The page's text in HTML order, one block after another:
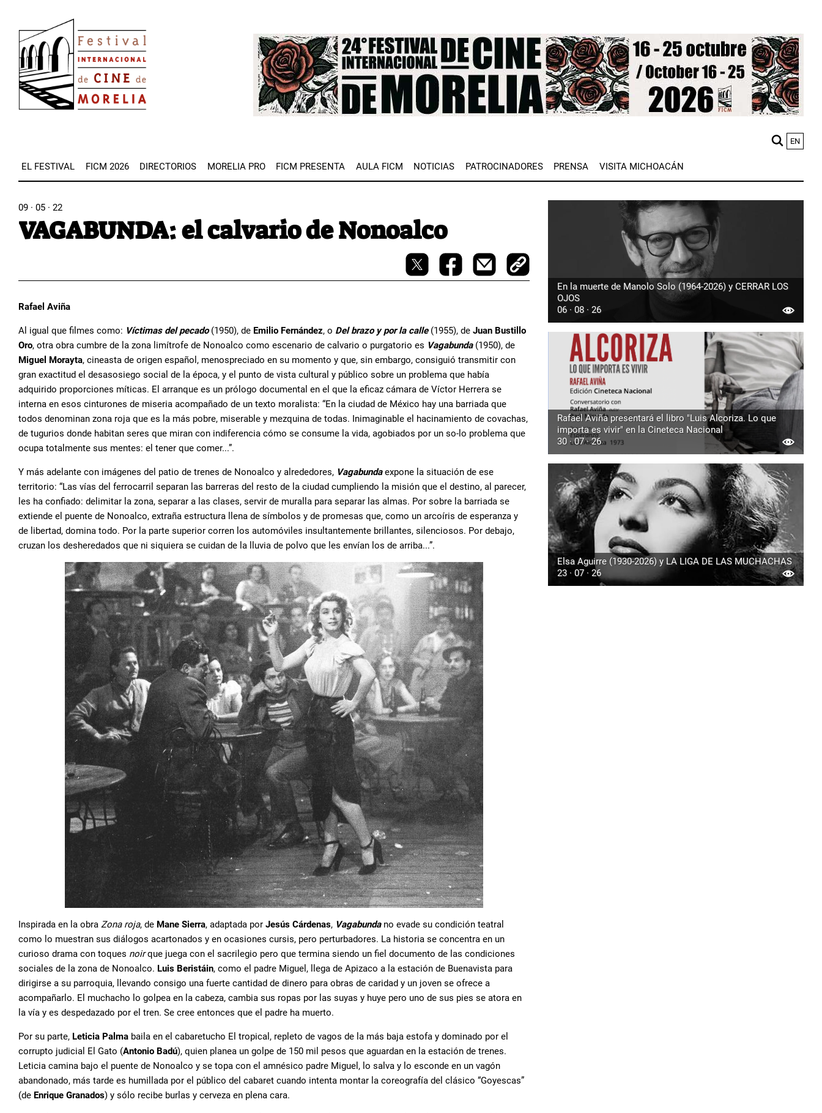
contenido
principal
Image
EN
EL FESTIVAL FICM 2026 DIRECTORIOS MORELIA PRO FICM PRESENTA AULA FICM NOTICIAS PATROCINADORES PRENSA VISITA MICHOACÁN
09 · 05 · 22
VAGABUNDA: el calvario de Nonoalco
Rafael Aviña
Al igual que filmes como: Víctimas del pecado(1950), de Emilio Fernández, o Del brazo y por la calle(1955), de Juan Bustillo
Oro, otra obra cumbre de la zona limítrofe de Nonoalco como escenario de calvario o purgatorio es Vagabunda(1950), de
Miguel Morayta, cineasta de origen español, menospreciado en su momento y que, sin embargo, consiguió transmitir con
gran exactitud el desasosiego social de la época, y el punto de vista cultural y público sobre un problema que había
adquirido proporciones míticas. El arranque es un prólogo documental en el que la eficaz cámara de Víctor Herrera se
interna en esos cinturones de miseria acompañado de un texto moralista: “En la ciudad de México hay una barriada que
todos denominan zona roja que es la más pobre, miserable y mezquina de todas. Inimaginable el hacinamiento de covachas,
de tugurios donde habitan seres que miran con indiferencia cómo se consume la vida, agobiados por un so-lo problema que
ocupa totalmente sus mentes: el tener que comer...”.
Y más adelante con imágenes del patio de trenes de Nonoalco y alrededores, Vagabundaexpone la situación de ese
territorio: “Las vías del ferrocarril separan las barreras del resto de la ciudad cumpliendo la misión que el destino, al parecer,
les ha confiado: delimitar la zona, separar a las clases, servir de muralla para separar las almas. Por sobre la barriada se
extiende el puente de Nonoalco, extraña estructura llena de símbolos y de promesas que, como un arcoíris de esperanza y
de libertad, domina todo. Por la parte superior corren los automóviles insultantemente brillantes, silenciosos. Por debajo,
cruzan los desheredados que ni siquiera se cuidan de la lluvia de polvo que les envían los de arriba...”.
Inspirada en la obra Zona roja, de Mane Sierra, adaptada por Jesús Cárdenas, Vagabundano evade su condición teatral
como lo muestran sus diálogos acartonados y en ocasiones cursis, pero perturbadores. La historia se concentra en un
curioso drama con toques noirque juega con el sacrilegio pero que termina siendo un fiel documento de las condiciones
sociales de la zona de Nonoalco. Luis Beristáin, como el padre Miguel, llega de Apizaco a la estación de Buenavista para
dirigirse a su parroquia, llevando consigo una fuerte cantidad de dinero para obras de caridad y un joven se ofrece a
acompañarlo. El muchacho lo golpea en la cabeza, cambia sus ropas por las suyas y huye pero uno de sus pies se atora en
la vía y es despedazado por el tren. Se cree entonces que el padre ha muerto.
Por su parte, Leticia Palma baila en el cabaretucho El tropical, repleto de vagos de la más baja estofa y dominado por el
corrupto judicial El Gato (Antonio Badú), quien planea un golpe de 150 mil pesos que aguardan en la estación de trenes.
Leticia camina bajo el puente de Nonoalco y se topa con el amnésico padre Miguel, lo salva y lo esconde en un vagón
abandonado, más tarde es humillada por el público del cabaret cuando intenta montar la coreografía del clásico “Goyescas”
(de Enrique Granados) y sólo recibe burlas y cerveza en plena cara.
En la muerte de Manolo Solo (1964-2026) y CERRAR LOS
OJOS
06 · 08 · 26
Rafael Aviña presentará el libro "Luis Alcoriza. Lo que
importa es vivir" en la Cineteca Nacional
30 · 07 · 26
Elsa Aguirre (1930-2026) y LA LIGA DE LAS MUCHACHAS
23 · 07 · 26